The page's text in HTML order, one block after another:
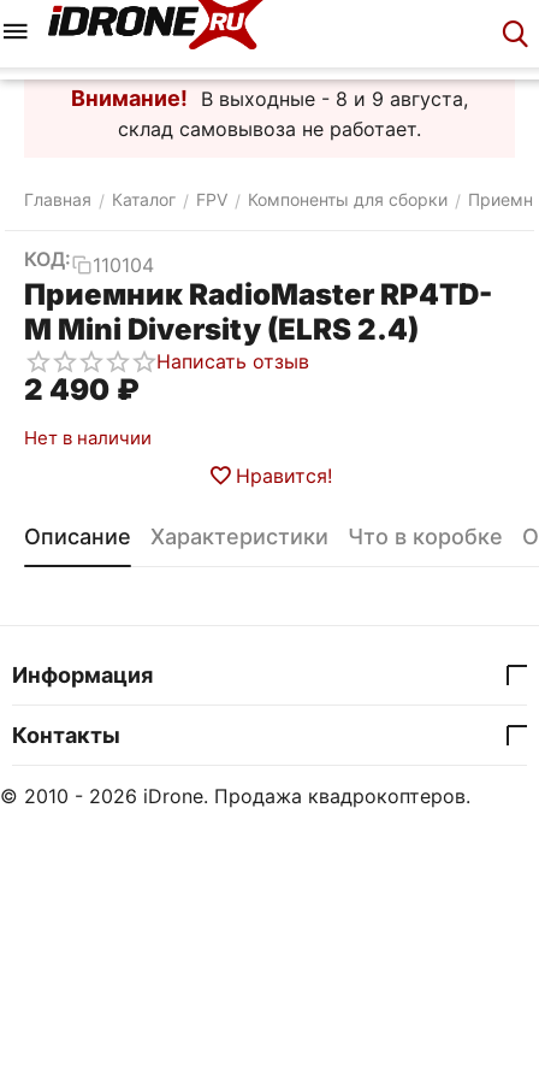
Внимание!
В выходные - 8 и 9 августа,
склад самовывоза не работает.
Главная / Каталог / FPV / Компоненты для сборки /
КОД: 110104
Приемник RadioMaster RP4TD-
M Mini Diversity (ELRS 2.4)
Написать отзыв
2 490 ₽
Нет в наличии
Нравится!
Описание Характеристики Что в коробке
Информация
Контакты
© 2010 - 2026 iDrone. Продажа квадрокоптеров.
Корзина